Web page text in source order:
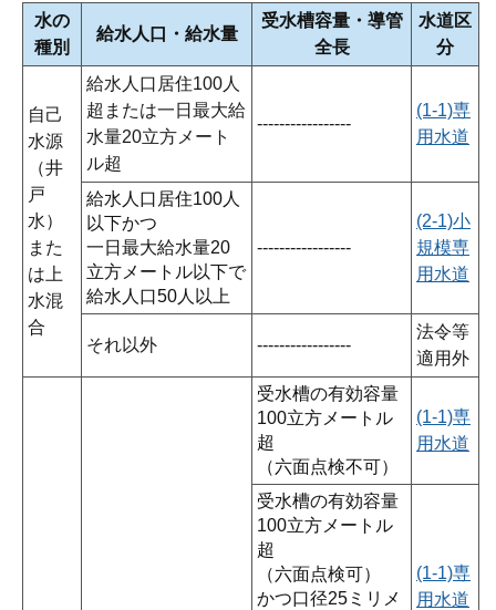
水の
種別
給水人口・給水量
受水槽容量・導管
全長
水道区
分
自己
水源
（井
戸
水）
また
は上
水混
合
給水人口居住100人
超または一日最大給
水量20立方メート
ル超
-----------------
(1-1)専
用水道
給水人口居住100人
以下かつ
一日最大給水量20
立方メートル以下で
給水人口50人以上
-----------------
(2-1)小
規模専
用水道
それ以外 -----------------
法令等
適用外
受水槽の有効容量
100立方メートル
超
（六面点検不可）
(1-1)専
用水道
受水槽の有効容量
100立方メートル
超
（六面点検可）
かつ口径25ミリメ
(1-1)専
用水道